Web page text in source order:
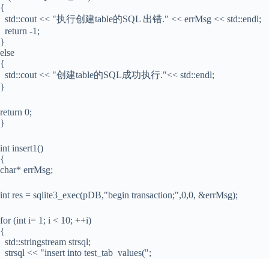
{
std::cout << "执行创建table的SQL 出错." << errMsg << std::endl;
return -1;
}
else
{
std::cout << "创建table的SQL成功执行."<< std::endl;
}
return 0;
}
int insert1()
{
char* errMsg;
int res = sqlite3_exec(pDB,"begin transaction;",0,0, &errMsg);
for (int i= 1; i < 10; ++i)
{
std::stringstream strsql;
strsql << "insert into test_tab values(";